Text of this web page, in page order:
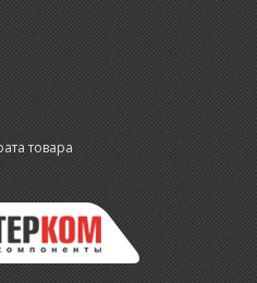
товара